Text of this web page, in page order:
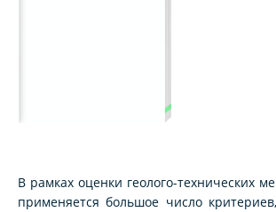
В рамках оценки геолого-технических
применяется большое число